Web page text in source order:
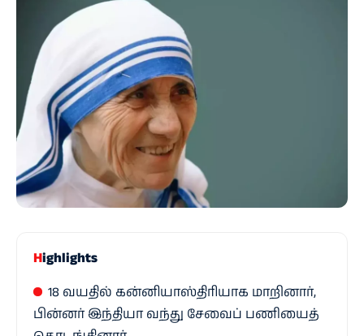
Highlights
18 வயதில் கன்னியாஸ்திரியாக மாறினார்,
பின்னர் இந்தியா வந்து சேவைப் பணியைத்